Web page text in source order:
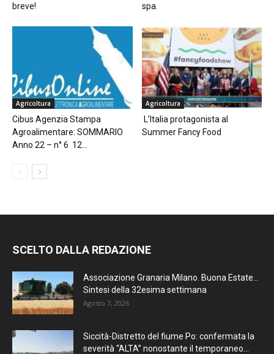
breve!
spa.
Agricoltura
Cibus Agenzia Stampa
Agroalimentare: SOMMARIO
Anno 22 – n° 6 12...
Agricoltura
L’Italia protagonista al
Summer Fancy Food
SCELTO DALLA REDAZIONE
Associazione Granaria Milano. Buona Estate…
Sintesi della 32esima settimana
Agosto 7, 2026
Siccità-Distretto del fiume Po: confermata la
severità “ALTA” nonostante il temporaneo...